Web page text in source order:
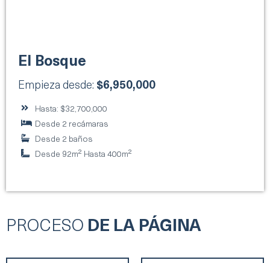
El Bosque
Empieza desde: $6,950,000
Hasta: $32,700,000
Desde 2 recámaras
Desde 2 baños
Desde 92m² Hasta 400m²
PROCESO DE LA PÁGINA